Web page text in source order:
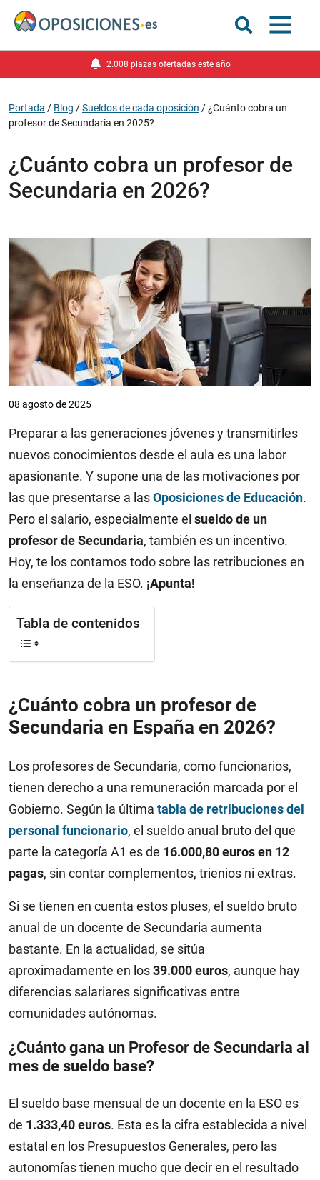
2.008 plazas ofertadas este año
Portada / Blog /Sueldos de cada oposición / ¿Cuánto cobra un
profesor de Secundaria en 2025?
¿Cuánto cobra un profesor de
Secundaria en 2026?
08 agosto de 2025
Preparar a las generaciones jóvenes y transmitirles
nuevos conocimientos desde el aula es una labor
apasionante. Y supone una de las motivaciones por
las que presentarse a lasOposiciones de Educación.
Pero el salario, especialmente el sueldo de un
profesor de Secundaria, también es un incentivo.
Hoy, te los contamos todo sobre las retribuciones en
la enseñanza de la ESO. ¡Apunta!
Tabla de contenidos
¿Cuánto cobra un profesor de
Secundaria en España en 2026?
Los profesores de Secundaria, como funcionarios,
tienen derecho a una remuneración marcada por el
Gobierno. Según la última tabla de retribuciones del
personal funcionario, el sueldo anual bruto del que
parte la categoría A1 es de 16.000,80 euros en 12
pagas, sin contar complementos, trienios ni extras.
Si se tienen en cuenta estos pluses, el sueldo bruto
anual de un docente de Secundaria aumenta
bastante. En la actualidad, se sitúa
aproximadamente en los39.000 euros, aunque hay
diferencias salariares significativas entre
comunidades autónomas.
¿Cuánto gana un Profesor de Secundaria al
mes de sueldo base?
El sueldo base mensual de un docente en la ESO es
de 1.333,40 euros. Esta es la cifra establecida a nivel
estatal en los Presupuestos Generales, pero las
autonomías tienen mucho que decir en el resultado